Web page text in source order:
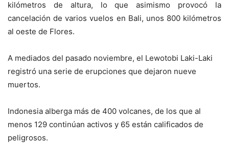
kilómetros de altura, lo que asimismo provocó la
cancelación de varios vuelos en Bali, unos 800 kilómetros
al oeste de Flores.
A mediados del pasado noviembre, el Lewotobi Laki-Laki
registró una serie de erupciones que dejaron nueve
muertos.
Indonesia alberga más de 400 volcanes, de los que al
menos 129 continúan activos y 65 están calificados de
peligrosos.